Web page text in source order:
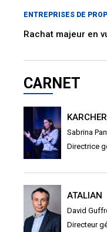
ENTREPRISES DE
Rachat majeur en
CARNET
KARCHER
Sabrina
Directrice
ATALIAN
David
Directeur